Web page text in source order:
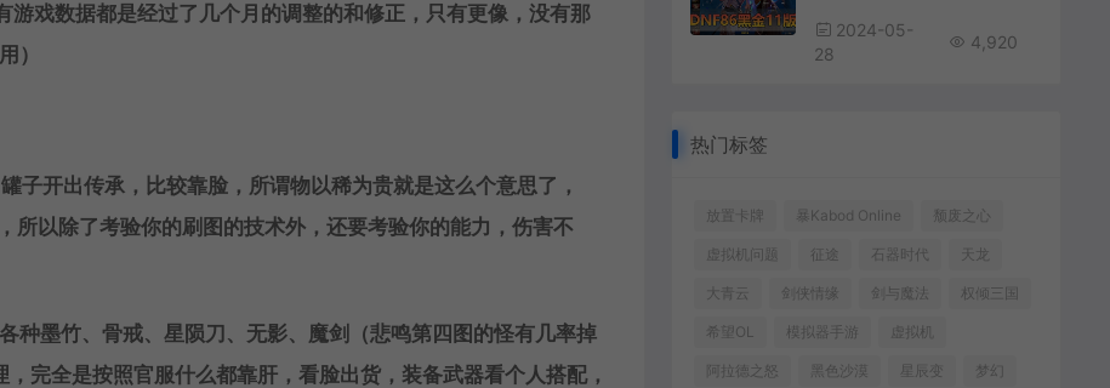
游戏数据都是经过了几个月的调整的和修正，只有更像，没有那
）
开出传承，比较靠脸，所谓物以稀为贵就是这么个意思了，
以除了考验你的刷图的技术外，还要考验你的能力，伤害不
种墨竹、骨戒、星陨刀、无影、魔剑（悲鸣第四图的怪有几率掉
完全是按照官服什么都靠肝，看脸出货，装备武器看个人搭配，
2024-05-
28
4,920
热门标签
放置卡牌 暴Kabod Online 颓废之心
虚拟机问题 征途 石器时代 天龙
大青云 剑侠情缘 剑与魔法 权倾三国
希望OL 模拟器手游 虚拟机
阿拉德之怒 黑色沙漠 星辰变 梦幻